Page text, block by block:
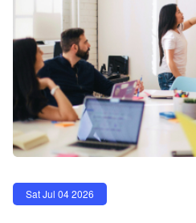
Sat Jul 04 2026